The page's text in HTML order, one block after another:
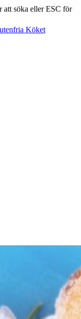
att söka eller ESC för